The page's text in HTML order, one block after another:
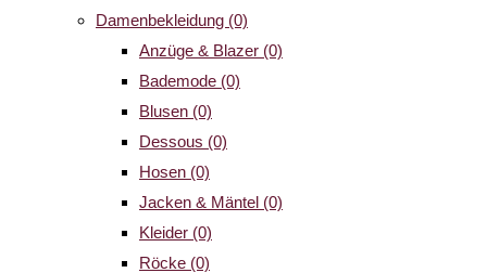
Damenbekleidung (0)
Anzüge & Blazer (0)
Bademode (0)
Blusen (0)
Dessous (0)
Hosen (0)
Jacken & Mäntel (0)
Kleider (0)
Röcke (0)